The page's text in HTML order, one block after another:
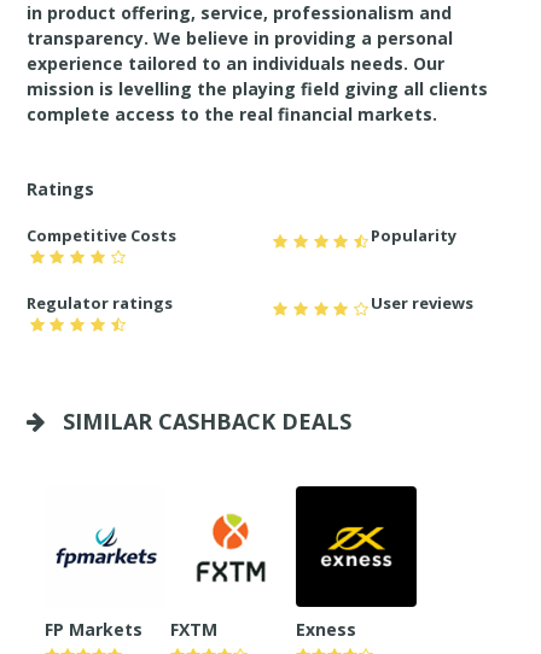
in product offering, service, professionalism and
transparency. We believe in providing a personal
experience tailored to an individuals needs. Our
mission is levelling the playing field giving all clients
complete access to the real financial markets.
Ratings
Competitive Costs Popularity
Regulator ratings User reviews
SIMILAR CASHBACK DEALS
FP Markets FXTM Exness